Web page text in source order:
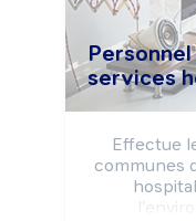
services
Effectue
communes